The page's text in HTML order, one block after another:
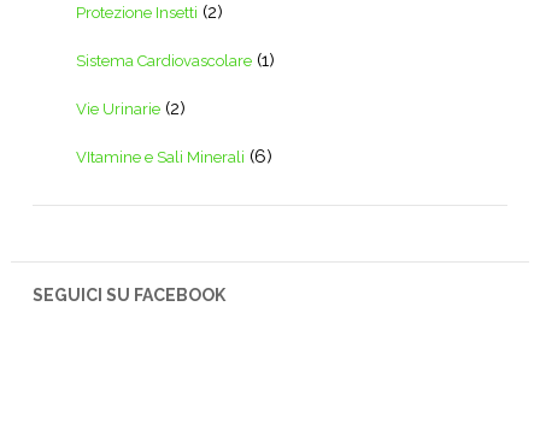
Protezione Insetti (2)
Sistema Cardiovascolare (1)
Vie Urinarie (2)
VItamine e Sali Minerali (6)
SEGUICI SU FACEBOOK